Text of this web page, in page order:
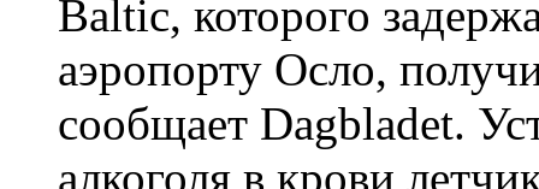
Baltic, которого
аэропорту Осло,
сообщает Dagbladet.
алкоголя в крови